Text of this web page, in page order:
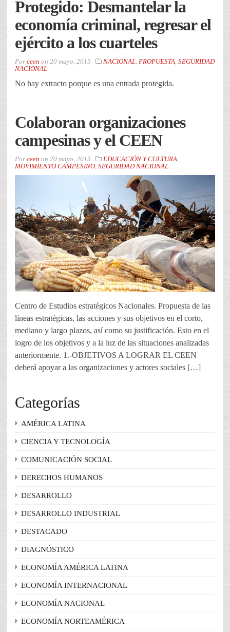
Protegido: Desmantelar la
economía criminal, regresar el
ejército a los cuarteles
Por ceen on 20 mayo, 2015 NACIONAL, PROPUESTA, SEGURIDAD
NACIONAL
No hay extracto porque es una entrada protegida.
Colaboran organizaciones
campesinas y el CEEN
Por ceen on 20 mayo, 2015 EDUCACIÓN Y CULTURA,
MOVIMIENTO CAMPESINO, SEGURIDAD NACIONAL
Centro de Estudios estratégicos Nacionales. Propuesta de las
líneas estratégicas, las acciones y sus objetivos en el corto,
mediano y largo plazos, así como su justificación. Esto en el
logro de los objetivos y a la luz de las situaciones analizadas
anteriormente. 1.-OBJETIVOS A LOGRAR EL CEEN
deberá apoyar a las organizaciones y actores sociales […]
Categorías
AMÉRICA LATINA
CIENCIA Y TECNOLOGÍA
COMUNICACIÓN SOCIAL
DERECHOS HUMANOS
DESARROLLO
DESARROLLO INDUSTRIAL
DESTACADO
DIAGNÓSTICO
ECONOMÍA AMÉRICA LATINA
ECONOMÍA INTERNACIONAL
ECONOMÍA NACIONAL
ECONOMÍA NORTEAMÉRICA